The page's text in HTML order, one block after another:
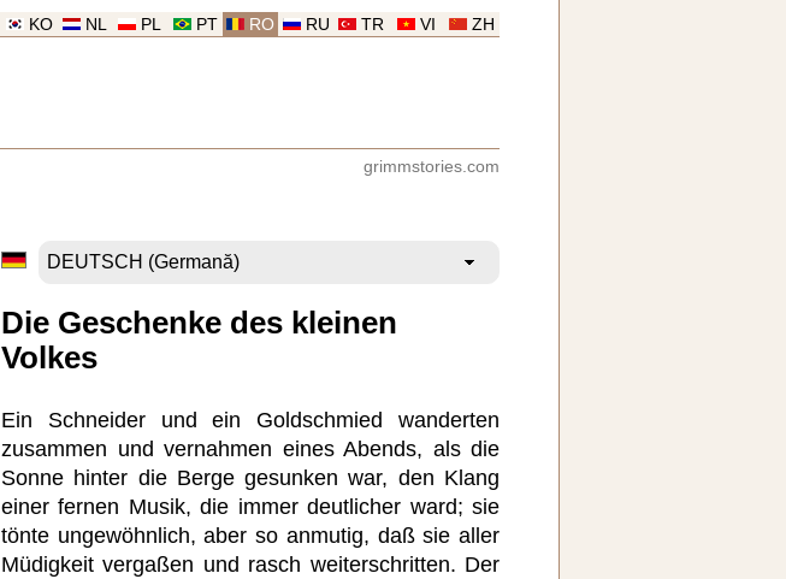
ZH
VI
TR
RU
RO
PT
PL
NL
KO
grimmstories.com
Die Geschenke des kleinen
Volkes
Ein Schneider und ein Goldschmied wanderten
zusammen und vernahmen eines Abends, als die
Sonne hinter die Berge gesunken war, den Klang
einer fernen Musik, die immer deutlicher ward; sie
tönte ungewöhnlich, aber so anmutig, daß sie aller
Müdigkeit vergaßen und rasch weiterschritten. Der